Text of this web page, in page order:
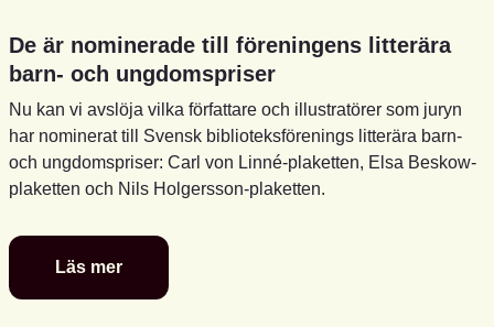
De är nominerade till föreningens litterära
barn- och ungdomspriser
Nu kan vi avslöja vilka författare och illustratörer som juryn
har nominerat till Svensk biblioteksförenings litterära barn-
och ungdomspriser: Carl von Linné-plaketten, Elsa Beskow-
plaketten och Nils Holgersson-plaketten.
Läs mer
De
är